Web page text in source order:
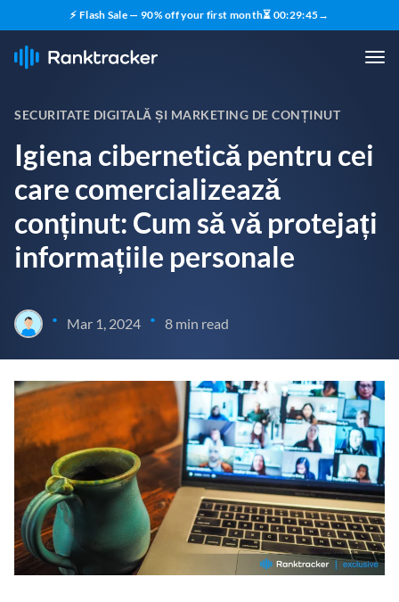
⚡ Flash Sale — 90% off your first month⏳ 00:29:44→
SECURITATE DIGITALĂ ȘI MARKETING DE CONȚINUT
Igiena cibernetică pentru cei
care comercializează
conținut: Cum să vă protejați
informațiile personale
• Mar 1, 2024 • 8 min read